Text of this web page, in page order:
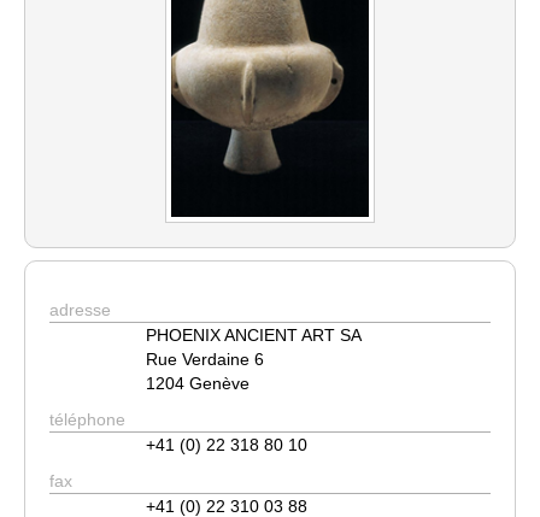
adresse
PHOENIX ANCIENT ART SA
Rue Verdaine 6
1204 Genève
téléphone
+41 (0) 22 318 80 10
fax
+41 (0) 22 310 03 88